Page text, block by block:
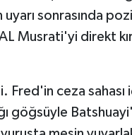
sonrasında
Musrati'yi direkt
ceza sahası
göğsüyle